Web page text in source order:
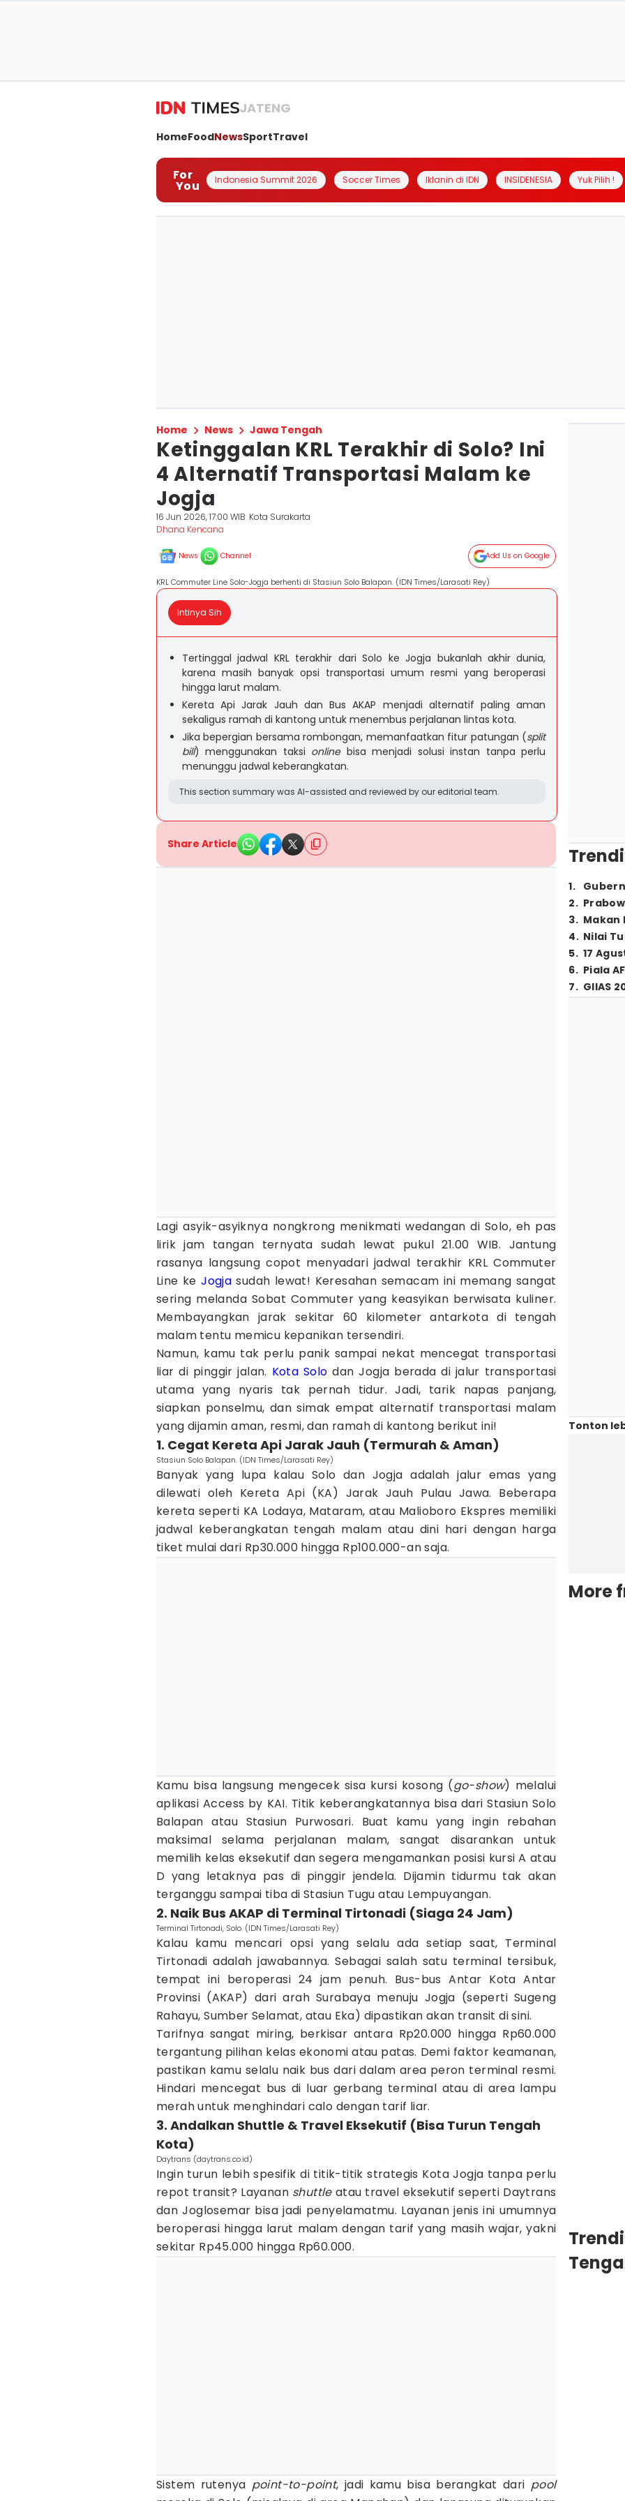
JATENG
HomeFoodNewsSportTravel
For
You Indonesia Summit 2026 Soccer Times Iklanin di IDN INSIDENESIA Yuk Pilih !
Home News Jawa Tengah
Ketinggalan KRL Terakhir di Solo? Ini
4 Alternatif Transportasi Malam ke
Jogja
16 Jun 2026, 17:00 WIB Kota Surakarta
Dhana Kencana
News Channel Add Us on Google
KRL Commuter Line Solo-Jogja berhenti di Stasiun Solo Balapan. (IDN Times/Larasati Rey)
Intinya Sih
Tertinggal jadwal KRL terakhir dari Solo ke Jogja bukanlah akhir dunia,
karena masih banyak opsi transportasi umum resmi yang beroperasi
hingga larut malam.
Kereta Api Jarak Jauh dan Bus AKAP menjadi alternatif paling aman
sekaligus ramah di kantong untuk menembus perjalanan lintas kota.
Jika bepergian bersama rombongan, memanfaatkan fitur patungan (split
bill) menggunakan taksi onlinebisa menjadi solusi instan tanpa perlu
menunggu jadwal keberangkatan.
This section summary was AI-assisted and reviewed by our editorial team.
Share Article
Lagi asyik-asyiknya nongkrong menikmati wedangan di Solo, eh pas
lirik jam tangan ternyata sudah lewat pukul 21.00 WIB. Jantung
rasanya langsung copot menyadari jadwal terakhir KRL Commuter
Line keJogja sudah lewat! Keresahan semacam ini memang sangat
sering melanda Sobat Commuter yang keasyikan berwisata kuliner.
Membayangkan jarak sekitar 60 kilometer antarkota di tengah
malam tentu memicu kepanikan tersendiri.
Namun, kamu tak perlu panik sampai nekat mencegat transportasi
liar di pinggir jalan. Kota Solo dan Jogja berada di jalur transportasi
utama yang nyaris tak pernah tidur. Jadi, tarik napas panjang,
siapkan ponselmu, dan simak empat alternatif transportasi malam
yang dijamin aman, resmi, dan ramah di kantong berikut ini!
1. Cegat Kereta Api Jarak Jauh (Termurah & Aman)
Stasiun Solo Balapan. (IDN Times/Larasati Rey)
Banyak yang lupa kalau Solo dan Jogja adalah jalur emas yang
dilewati oleh Kereta Api (KA) Jarak Jauh Pulau Jawa. Beberapa
kereta seperti KA Lodaya, Mataram, atau Malioboro Ekspres memiliki
jadwal keberangkatan tengah malam atau dini hari dengan harga
tiket mulai dari Rp30.000 hingga Rp100.000-an saja.
Kamu bisa langsung mengecek sisa kursi kosong (go-show) melalui
aplikasi Access by KAI. Titik keberangkatannya bisa dari Stasiun Solo
Balapan atau Stasiun Purwosari. Buat kamu yang ingin rebahan
maksimal selama perjalanan malam, sangat disarankan untuk
memilih kelas eksekutif dan segera mengamankan posisi kursi A atau
D yang letaknya pas di pinggir jendela. Dijamin tidurmu tak akan
terganggu sampai tiba di Stasiun Tugu atau Lempuyangan.
2. Naik Bus AKAP di Terminal Tirtonadi (Siaga 24 Jam)
Terminal Tirtonadi, Solo. (IDN Times/Larasati Rey)
Kalau kamu mencari opsi yang selalu ada setiap saat, Terminal
Tirtonadi adalah jawabannya. Sebagai salah satu terminal tersibuk,
tempat ini beroperasi 24 jam penuh. Bus-bus Antar Kota Antar
Provinsi (AKAP) dari arah Surabaya menuju Jogja (seperti Sugeng
Rahayu, Sumber Selamat, atau Eka) dipastikan akan transit di sini.
Tarifnya sangat miring, berkisar antara Rp20.000 hingga Rp60.000
tergantung pilihan kelas ekonomi atau patas. Demi faktor keamanan,
pastikan kamu selalu naik bus dari dalam area peron terminal resmi.
Hindari mencegat bus di luar gerbang terminal atau di area lampu
merah untuk menghindari calo dengan tarif liar.
3. Andalkan Shuttle & Travel Eksekutif (Bisa Turun Tengah
Kota)
Daytrans (daytrans.co.id)
Ingin turun lebih spesifik di titik-titik strategis Kota Jogja tanpa perlu
repot transit? Layanan shuttleatau travel eksekutif seperti Daytrans
dan Joglosemar bisa jadi penyelamatmu. Layanan jenis ini umumnya
beroperasi hingga larut malam dengan tarif yang masih wajar, yakni
sekitar Rp45.000 hingga Rp60.000.
Sistem rutenya point-to-point, jadi kamu bisa berangkat dari pool
1.
2.
3. Makan
4. Nilai
5. 17
6. Piala
7. GIIAS
Tonton
More